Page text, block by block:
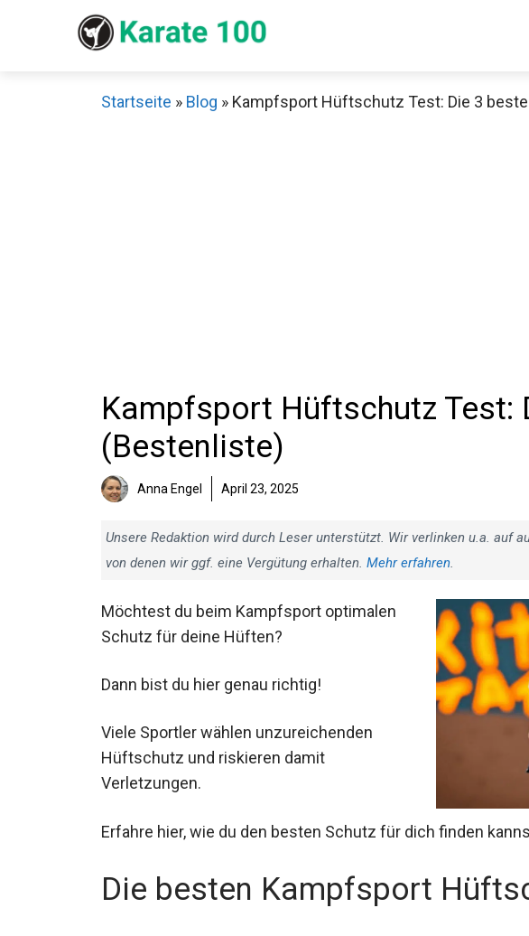
Startseite » Blog » Kampfsport Hüftschutz Test: Die 3
Kampfsport Hüftschutz Test:
(Bestenliste)
Anna Engel April 23, 2025
Unsere Redaktion wird durch Leser unterstützt. Wir verlinken u.a. auf
von denen wir ggf. eine Vergütung erhalten. Mehr erfahren.
Möchtest du beim Kampfsport optimalen
Schutz für deine Hüften?
Dann bist du hier genau richtig!
Viele Sportler wählen unzureichenden
Hüftschutz und riskieren damit
Verletzungen.
Erfahre hier, wie du den besten Schutz für dich finden
Die besten Kampfsport
Schaue dir jetzt die